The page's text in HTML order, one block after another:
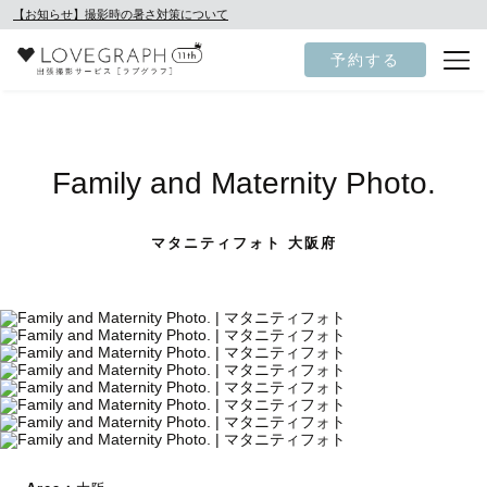
【お知らせ】撮影時の暑さ対策について
予約する
Family and Maternity Photo.
マタニティフォト 大阪府